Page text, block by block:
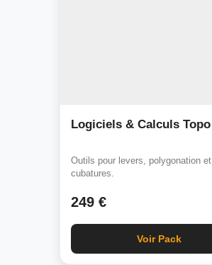
Logiciels & Calculs Topo
Outils pour levers, polygonation et
cubatures.
249 €
Voir Pack